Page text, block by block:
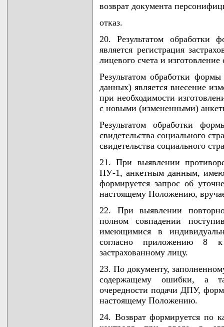
возврат документа
отказ.
20. Результатом
является регистрация
лицевого счета и
Результатом обработки
данных) является внесение
при необходимости
с новыми (измененными)
Результатом обработки
свидетельства социального
свидетельства социального
21. При выявлении
ПУ-1, анкетным данным,
формируется запрос об
настоящему Положению,
22. При выявлении
полном совпадении
имеющимися в
согласно приложению 8
застрахованному лицу.
23. По документу,
содержащему ошибки, а
очередности подачи ДПУ,
настоящему Положению.
24. Возврат формируется по